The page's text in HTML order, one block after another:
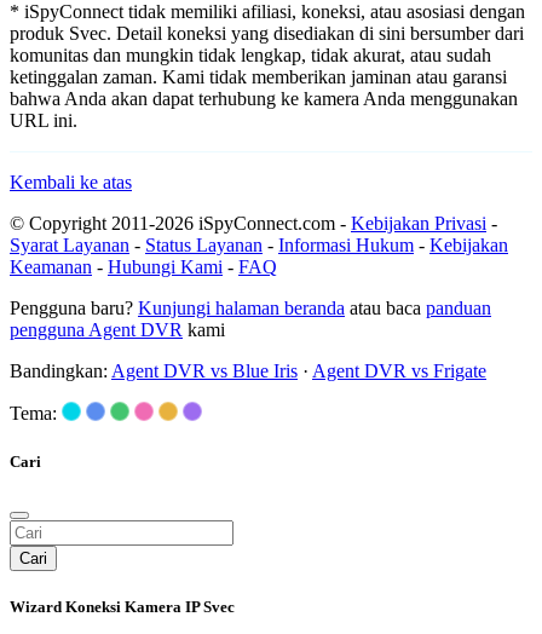
* iSpyConnect tidak memiliki afiliasi, koneksi, atau asosiasi dengan
produk Svec. Detail koneksi yang disediakan di sini bersumber dari
komunitas dan mungkin tidak lengkap, tidak akurat, atau sudah
ketinggalan zaman. Kami tidak memberikan jaminan atau garansi
bahwa Anda akan dapat terhubung ke kamera Anda menggunakan
URL ini.
Kembali ke atas
© Copyright 2011-2026 iSpyConnect.com - Kebijakan Privasi -
Syarat Layanan - Status Layanan - Informasi Hukum - Kebijakan
Keamanan - Hubungi Kami - FAQ
Pengguna baru? Kunjungi halaman beranda atau baca panduan
pengguna Agent DVR kami
Bandingkan: Agent DVR vs Blue Iris · Agent DVR vs Frigate
Tema:
Cari
Cari
Wizard Koneksi Kamera IP Svec